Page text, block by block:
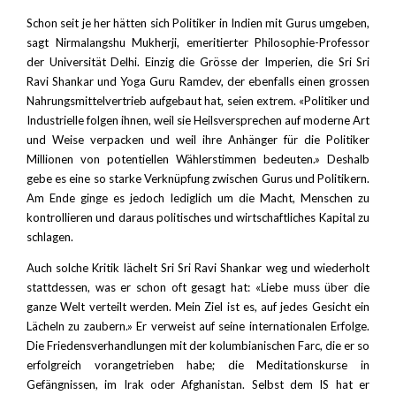
Schon seit je her hätten sich Politiker in Indien mit Gurus umgeben,
sagt Nirmalangshu Mukherji, emeritierter Philosophie-Professor
der Universität Delhi. Einzig die Grösse der Imperien, die Sri Sri
Ravi Shankar und Yoga Guru Ramdev, der ebenfalls einen grossen
Nahrungsmittelvertrieb aufgebaut hat, seien extrem. «Politiker und
Industrielle folgen ihnen, weil sie Heilsversprechen auf moderne Art
und Weise verpacken und weil ihre Anhänger für die Politiker
Millionen von potentiellen Wählerstimmen bedeuten.» Deshalb
gebe es eine so starke Verknüpfung zwischen Gurus und Politikern.
Am Ende ginge es jedoch lediglich um die Macht, Menschen zu
kontrollieren und daraus politisches und wirtschaftliches Kapital zu
schlagen.
Auch solche Kritik lächelt Sri Sri Ravi Shankar weg und wiederholt
stattdessen, was er schon oft gesagt hat: «Liebe muss über die
ganze Welt verteilt werden. Mein Ziel ist es, auf jedes Gesicht ein
Lächeln zu zaubern.» Er verweist auf seine internationalen Erfolge.
Die Friedensverhandlungen mit der kolumbianischen Farc, die er so
erfolgreich vorangetrieben habe; die Meditationskurse in
Gefängnissen, im Irak oder Afghanistan. Selbst dem IS hat er